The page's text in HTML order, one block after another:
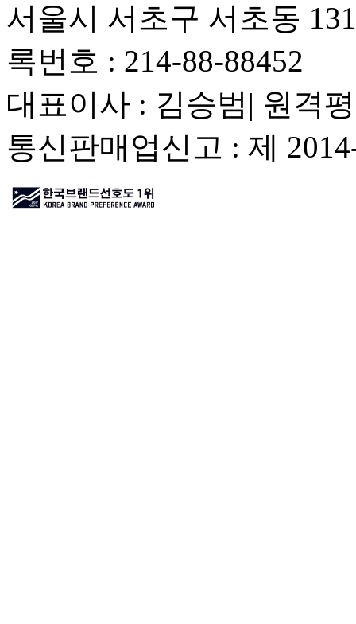
서울시 서초구 서초동
록번호 : 214-88-88452
대표이사 : 김승범| 원격
통신판매업신고 : 제